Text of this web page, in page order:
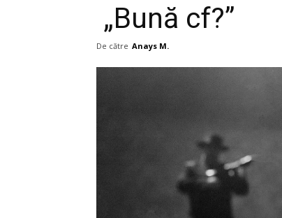
„Bună cf?”
De către Anays M.